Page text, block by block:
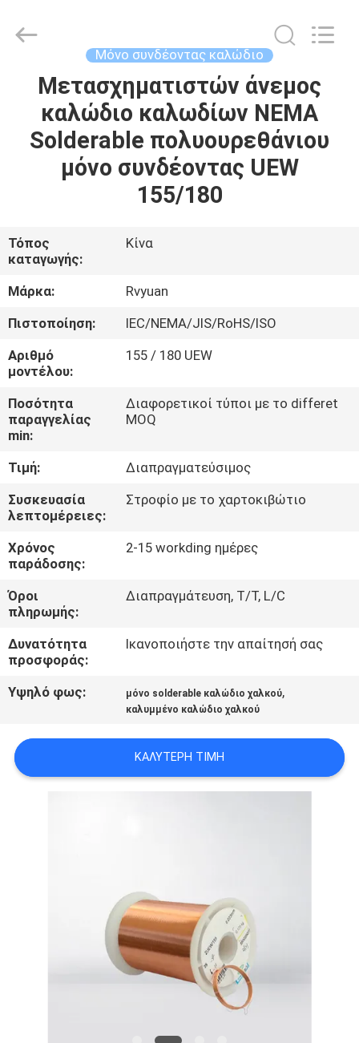
ΣΠΊΤΙ
ΠΡΟΪΌΝΤΑ
ΒΊΝΤΕΟ
ΠΕΡΊΠΟΥ
ΕΜΕΊΣ
ΓΎΡΟΣ
ΕΡΓΟΣΤΑΣΊΩΝ
ΠΟΙΟΤΙΚΌΣ
ΈΛΕΓΧΟΣ
ΜΑΣ
ΕΛΆΤΕ
ΣΕ
ΕΠΑΦΉ
ΜΕ
ΕΙΔΉΣΕΙΣ
ΖΗΤΉΣΤΕ
ΑΠΌΣΠΑΣΜΑ
Material
Co,.Ltd.
Μόνο συνδέοντας καλώδιο
Μετασχηματιστών άνεμος
καλώδιο καλωδίων NEMA
Solderable πολυουρεθάνιου
μόνο συνδέοντας UEW
155/180
Τόπος
καταγωγής:
Κίνα
Μάρκα:
Rvyuan
Πιστοποίηση:
IEC/NEMA/JIS/RoHS/ISO
Αριθμό
μοντέλου:
155 / 180 UEW
Ποσότητα
παραγγελίας
min:
Διαφορετικοί τύποι με το differet
MOQ
Τιμή:
Διαπραγματεύσιμος
Συσκευασία
λεπτομέρειες:
Στροφίο με το χαρτοκιβώτιο
Χρόνος
παράδοσης:
2-15 workding ημέρες
Όροι
πληρωμής:
Διαπραγμάτευση, T/T, L/C
Δυνατότητα
προσφοράς:
Ικανοποιήστε την απαίτησή σας
Υψηλό φως: μόνο solderable καλώδιο χαλκού,
καλυμμένο καλώδιο χαλκού
ΚΑΛΎΤΕΡΗ ΤΙΜΉ